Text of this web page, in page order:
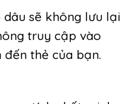
sẽ không lưu lại
truy cập vào
thẻ của bạn.